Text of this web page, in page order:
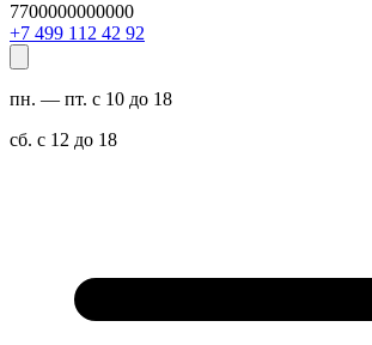
7700000000000
29 24 211 994 7+
пн. — пт. с 10 до 18
сб. с 12 до 18